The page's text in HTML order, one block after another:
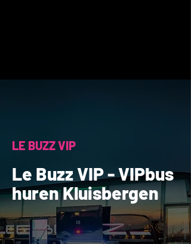
LE BUZZ VIP
Le Buzz VIP - VIPbus
huren Kluisbergen